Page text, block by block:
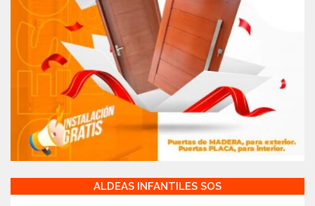
ALDEAS INFANTILES SOS